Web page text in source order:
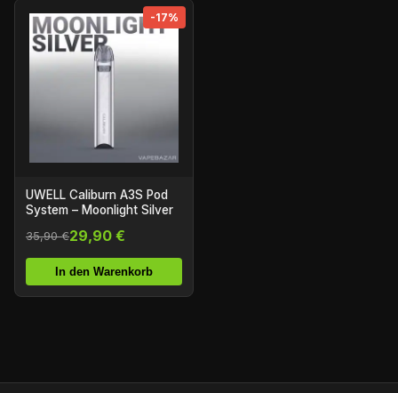
-17%
UWELL Caliburn A3S Pod
System – Moonlight Silver
35,90 €29,90 €
In den Warenkorb